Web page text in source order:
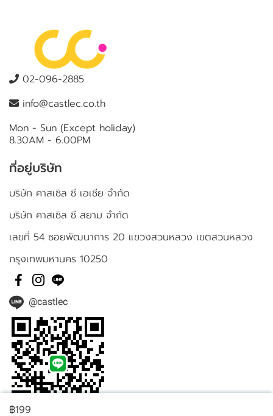
฿199
02-096-2885
info@castlec.co.th
Mon - Sun (Except holiday)
8.30AM - 6.00PM
ที่อยู่บริษัท
บริษัท คาสเซิล ซี เอเชีย จำกัด
บริษัท คาสเซิล ซี สยาม จำกัด
เลขที่ 54 ซอยพัฒนาการ 20 แขวงสวนหลวง เขตสวนหลวง
กรุงเทพมหานคร 10250
@castlec